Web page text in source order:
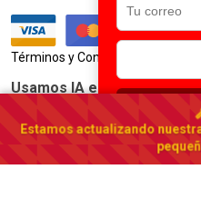
Términos y Condiciones
Usamos IA en todos
©
Estamos actualizando